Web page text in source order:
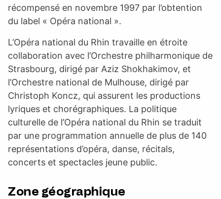
récompensé en novembre 1997 par l’obtention
du label « Opéra national ».
L’Opéra national du Rhin travaille en étroite
collaboration avec l’Orchestre philharmonique de
Strasbourg, dirigé par Aziz Shokhakimov, et
l’Orchestre national de Mulhouse, dirigé par
Christoph Koncz, qui assurent les productions
lyriques et chorégraphiques. La politique
culturelle de l’Opéra national du Rhin se traduit
par une programmation annuelle de plus de 140
représentations d’opéra, danse, récitals,
concerts et spectacles jeune public.
Zone géographique